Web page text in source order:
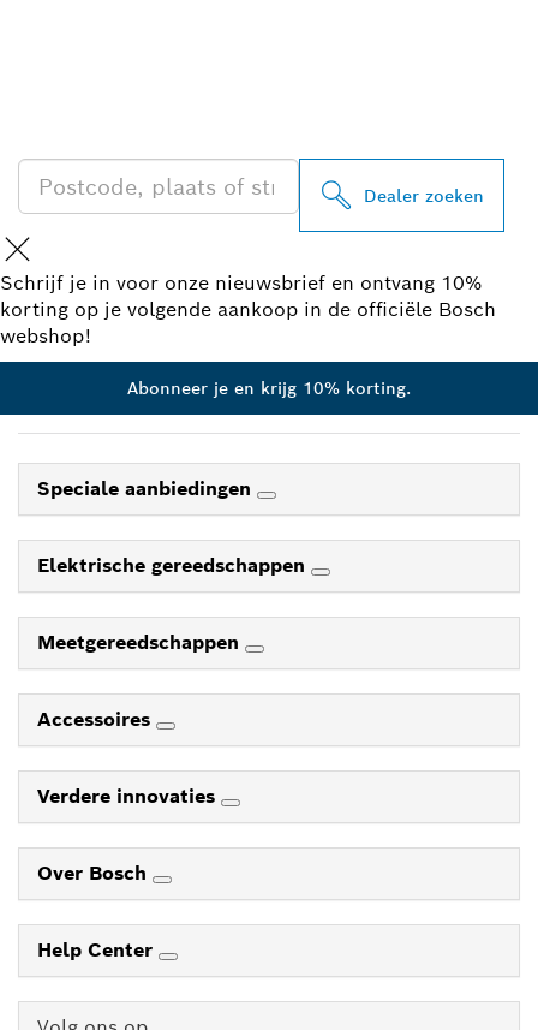
Dealer zoeken
Schrijf je in voor onze nieuwsbrief en ontvang 10%
korting op je volgende aankoop in de officiële Bosch
webshop!
Abonneer je en krijg 10% korting.
Speciale aanbiedingen
Elektrische gereedschappen
Meetgereedschappen
Accessoires
Verdere innovaties
Over Bosch
Help Center